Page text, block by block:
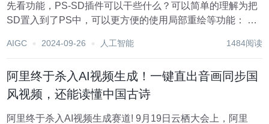
先看功能，PS-SD插件可以干些什么？可以简单的理解为把
SD置入到了PS中，可以更方便的使用局部重绘等功能： 1.
2.图生图，使用PS直接拼接草图，一键生成效果图 3.局部重
AIGC 2024-09-26 人工智能 1484阅读
阿里终于杀入AI视频生成！一键直出音画同步国
风视频，还能读懂中国古诗
阿里终于杀入AI视频生成赛道! 9月19日云栖大会上，阿里